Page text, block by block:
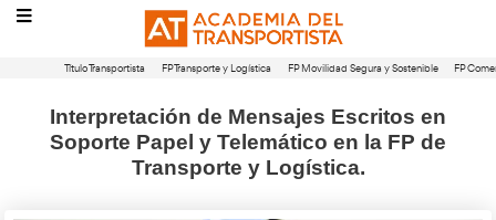
Interpretación de Mensajes
Soporte Papel y Telemático en